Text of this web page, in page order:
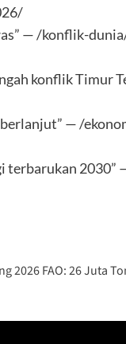
— /konflik-
konflik Timur
berlanjut” — /
terbarukan
2026 FAO: 26 Juta